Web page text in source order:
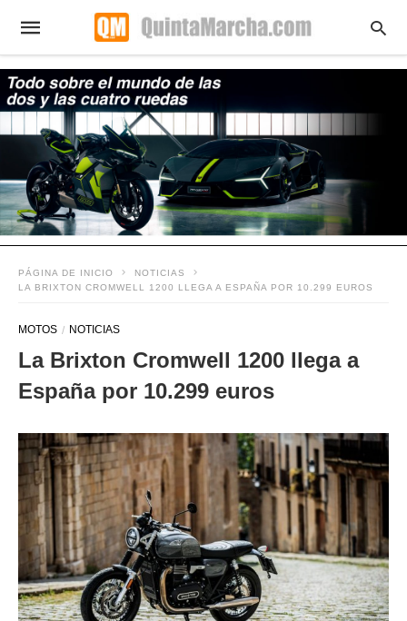
PÁGINA DE INICIO
NOTICIAS
LA BRIXTON CROMWELL 1200 LLEGA A ESPAÑA POR 10.299 EUROS
MOTOS NOTICIAS
La Brixton Cromwell 1200 llega a
España por 10.299 euros